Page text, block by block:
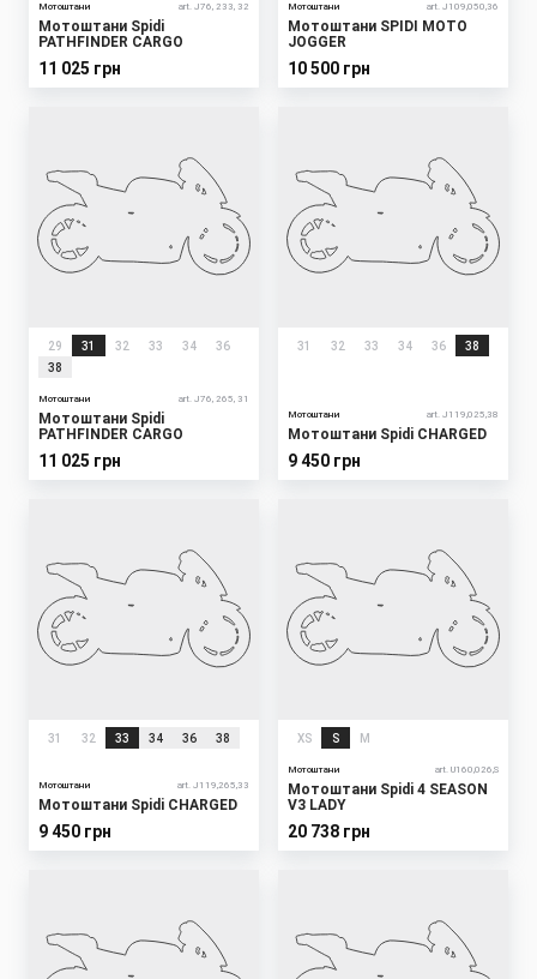
Мотоштани art. J76, 233, 32
Мотоштани Spidi
PATHFINDER CARGO
11 025 грн
Мотоштани art. J109,050,36
Мотоштани SPIDI MOTO
JOGGER
10 500 грн
29 31 32 33 34
36
38
Мотоштани art. J76, 265, 31
Мотоштани Spidi
PATHFINDER CARGO
11 025 грн
31 32 33 34 36 38
Мотоштани art. J119,025,38
Мотоштани Spidi CHARGED
9 450 грн
31 32 33 34 36 38
Мотоштани art. J119,265,33
Мотоштани Spidi CHARGED
9 450 грн
XS S M
Мотоштани art. U160,026,S
Мотоштани Spidi 4 SEASON
V3 LADY
20 738 грн